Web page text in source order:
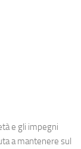
e gli impegni
a mantenere sul